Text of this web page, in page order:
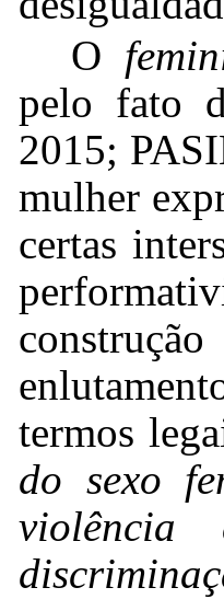
O
pelo fato
2015;
mulher
certas
termos
do sexo
violência